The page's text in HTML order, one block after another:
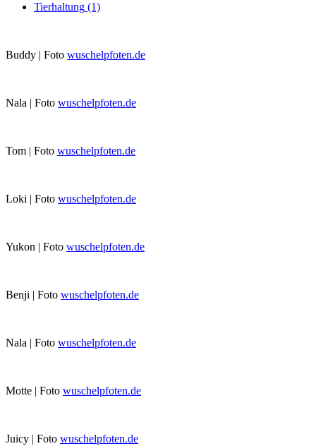
Tierhaltung (1)
Buddy | Foto wuschelpfoten.de
Nala | Foto wuschelpfoten.de
Tom | Foto wuschelpfoten.de
Loki | Foto wuschelpfoten.de
Yukon | Foto wuschelpfoten.de
Benji | Foto wuschelpfoten.de
Nala | Foto wuschelpfoten.de
Motte | Foto wuschelpfoten.de
Juicy | Foto wuschelpfoten.de